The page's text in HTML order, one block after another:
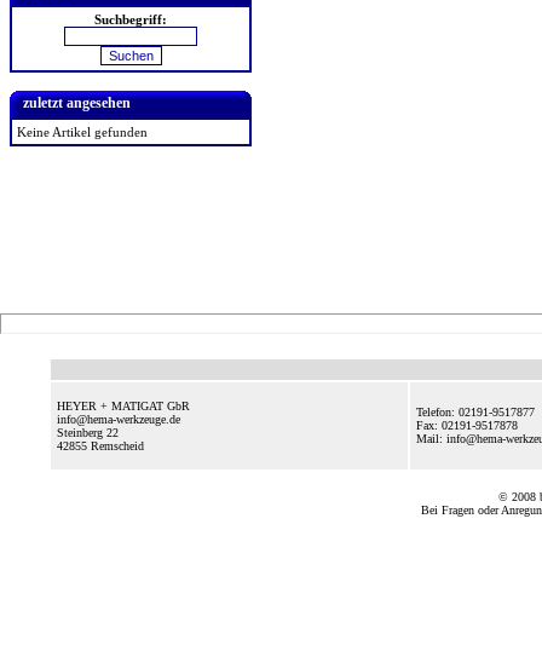
Suchbegriff:
zuletzt angesehen
Keine Artikel gefunden
HEYER + MATIGAT GbR
info@hema-werkzeuge.de
Steinberg 22
42855 Remscheid
Telefon: 02191-9517877
Fax: 02191-9517878
Mail: info@hema-
© 2008
Bei Fragen oder